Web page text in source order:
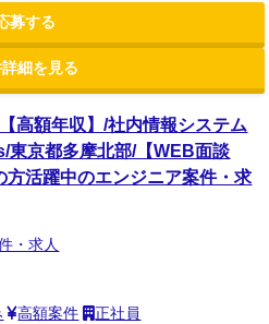
募する
細を見る
高額年収】/社内情報システム
東京都多摩北部/【WEB面談
活躍中のエンジニア案件・求
・求人
高額案件 正社員